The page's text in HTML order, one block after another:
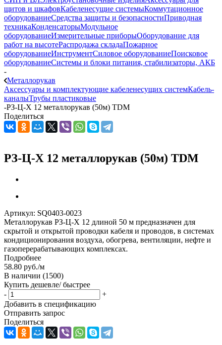
щитов и шкафовКабеленесущие системыКоммутационное
оборудованиеСредства защиты и безопасностиПриводная
техникаКонденсаторыМодульное
оборудованиеИзмерительные приборыОборудование для
работ на высотеРаспродажа складаПожарное
оборудованиеИнструментСиловое оборудованиеПоисковое
оборудованиеСистемы и блоки питания, стабилизаторы, АКБ
-
Металлорукав
Аксессуары и комплектующие кабеленесущих системКабель-
каналыТрубы пластиковые
-РЗ-Ц-Х 12 металлорукав (50м) TDM
Поделиться
РЗ-Ц-Х 12 металлорукав (50м) TDM
Артикул: SQ0403-0023
Металлорукав РЗ-Ц-Х 12 длиной 50 м предназначен для
скрытой и открытой проводки кабеля и проводов, в системах
кондиционирования воздуха, обогрева, вентиляции, нефте и
газоперерабатывающих комплексах.
Подробнее
58.80 руб./м
В наличии (1500)
Купить дешевле/ быстрее
-
+
Добавить в спецификацию
Отправить запрос
Поделиться